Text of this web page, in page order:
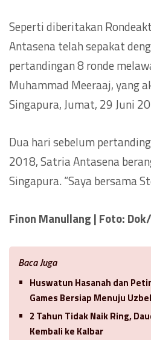
Seperti diberitakan
Antasena telah sepakat
pertandingan 8 ronde
Muhammad Meeraaj, yang
Singapura, Jumat, 29 Juni
Dua hari sebelum
2018, Satria Antasena
Singapura. “Saya bersama
Finon Manullang | Foto:
Baca Juga
Huswatun Hasanah dan
Games Bersiap Menuju
2 Tahun Tidak Naik Ring,
Kembali ke Kalbar